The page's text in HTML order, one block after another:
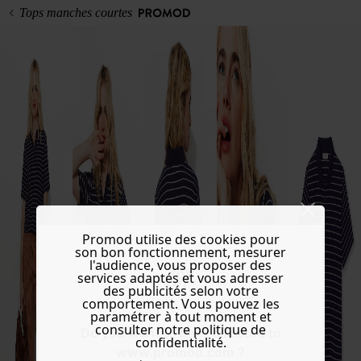
Do you want to be redirected to
www.promod.com ?
Tops manches courtes
Promod utilise des cookies pour
son bon fonctionnement, mesurer
l'audience, vous proposer des
services adaptés et vous adresser
des publicités selon votre
comportement. Vous pouvez les
paramétrer à tout moment et
consulter notre politique de
confidentialité.